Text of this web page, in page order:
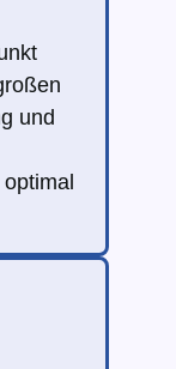
und